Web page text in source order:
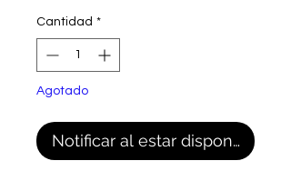
Cantidad *
Agotado
Notificar al estar disponible